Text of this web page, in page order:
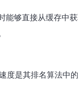
够直接从缓存中获
是其排名算法中